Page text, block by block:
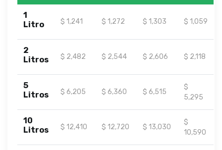
1
Litro
$ 1,241 $ 1,272 $ 1,303 $ 1,059
2
Litros
$ 2,482 $ 2,544 $ 2,606 $ 2,118
5
Litros
$ 6,205 $ 6,360 $ 6,515
$
5,295
10
Litros
$ 12,410 $ 12,720 $ 13,030
$
10,590